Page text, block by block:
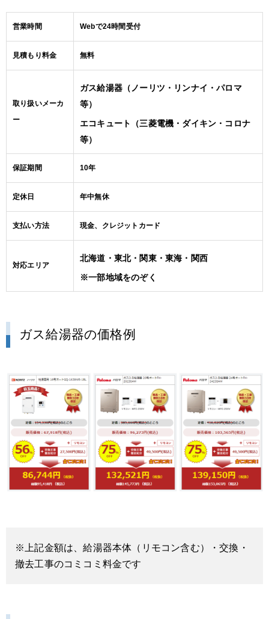
営業時間 Webで24時間受付
見積もり料金 無料
取り扱いメーカ
ー
ガス給湯器（ノーリツ・リンナイ・パロマ
等）
エコキュート（三菱電機・ダイキン・コロナ
等）
保証期間 10年
定休日 年中無休
支払い方法 現金、クレジットカード
対応エリア
北海道・東北・関東・東海・関西
※一部地域をのぞく
ガス給湯器の価格例
※上記金額は、給湯器本体（リモコン含む）・交換・
撤去工事のコミコミ料金です